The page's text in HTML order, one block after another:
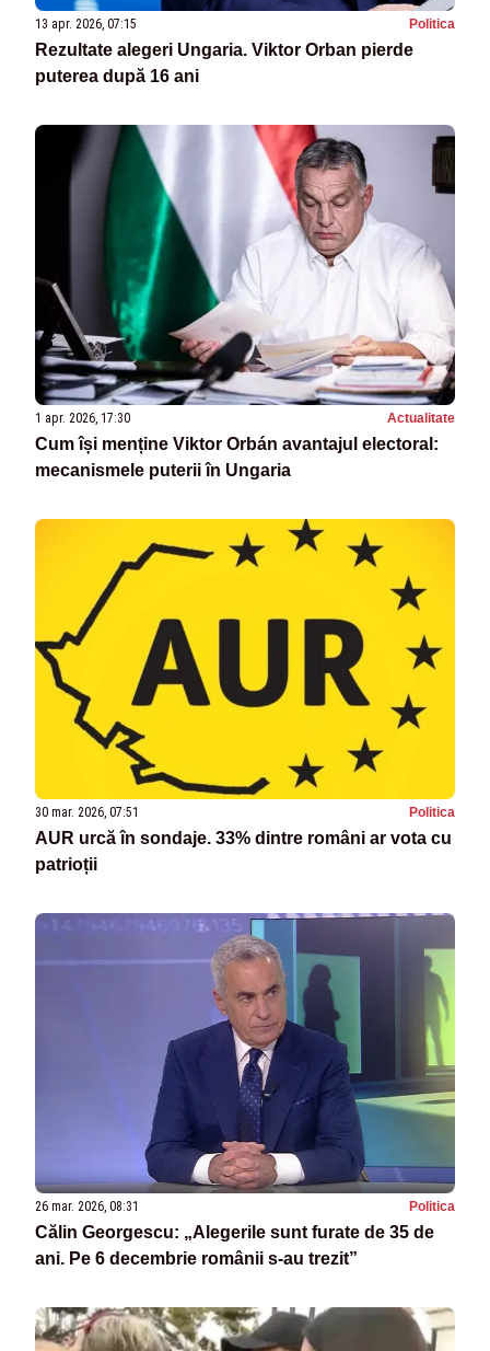
13 apr. 2026, 07:15 Politica
Rezultate alegeri Ungaria. Viktor Orban pierde
puterea după 16 ani
1 apr. 2026, 17:30 Actualitate
Cum își menține Viktor Orbán avantajul electoral:
mecanismele puterii în Ungaria
30 mar. 2026, 07:51 Politica
AUR urcă în sondaje. 33% dintre români ar vota cu
patrioții
26 mar. 2026, 08:31 Politica
Călin Georgescu: „Alegerile sunt furate de 35 de
ani. Pe 6 decembrie românii s-au trezit”